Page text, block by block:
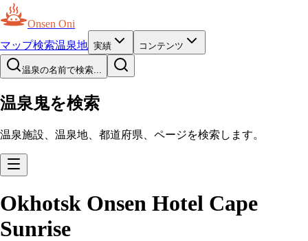
Onsen Oni
マップ検索温泉地 実績 コンテンツ
温泉の名前で検索...
温泉鬼を検索
温泉施設、温泉地、都道府県、ページを検索します。
Okhotsk Onsen Hotel Cape
Sunrise